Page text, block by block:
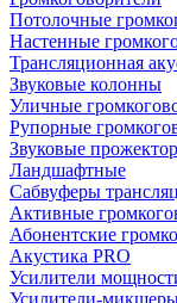
Потолочные
Настенные
Трансляционная
Звуковые колонны
Уличные
Рупорные
Звуковые
Ландшафтные
Сабвуферы
Активные
Абонентские
Акустика PRO
Усилители
Усилители-